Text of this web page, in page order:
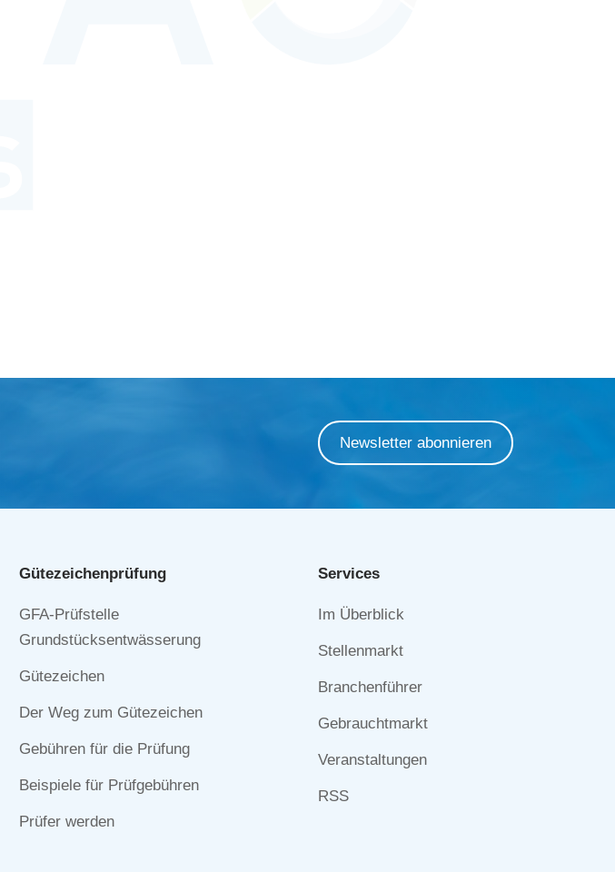
Newsletter abonnieren
Gütezeichen­prüfung
Navigation
überspringen
GFA-Prüfstelle
Grundstücksentwässerung
Gütezeichen
Der Weg zum Gütezeichen
Gebühren für die Prüfung
Beispiele für Prüfgebühren
Prüfer werden
Services
Navigation
Im Überblick
Stellenmarkt
Branchenführer
Gebrauchtmarkt
Veranstaltungen
RSS